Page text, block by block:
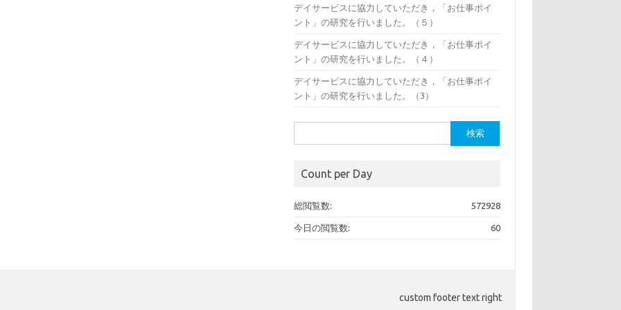
デイサービスに協力していただき，「お仕事ポイ
ント」の研究を行いました。（５）
デイサービスに協力していただき，「お仕事ポイ
ント」の研究を行いました。（４）
デイサービスに協力していただき，「お仕事ポイ
ント」の研究を行いました。（3）
索:
Count per Day
572928
総閲覧数:
60
今日の閲覧数:
custom footer text right